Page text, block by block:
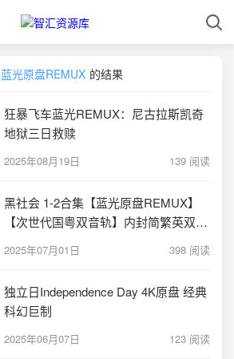
蓝光原盘REMUX 的结果
狂暴飞车蓝光REMUX：尼古拉斯凯奇
地狱三日救赎
2025年08月19日 139 阅读
黑社会 1-2合集【蓝光原盘REMUX】
【次世代国粤双音轨】内封简繁英双语
2025年07月01日 398 阅读
独立日Independence Day 4K原盘 经典
科幻巨制
2025年06月07日 123 阅读